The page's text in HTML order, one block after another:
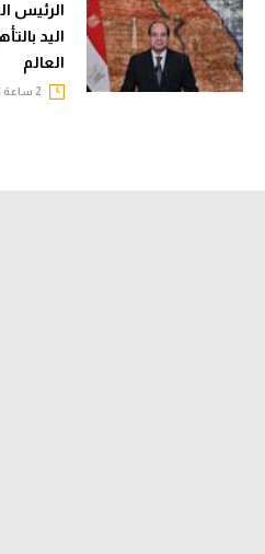
الرئيس
اليد
العالم